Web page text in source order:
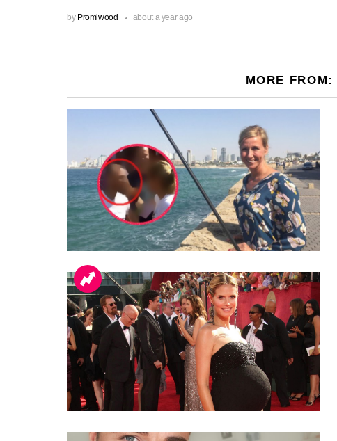
by Promiwood about a year ago
MORE FROM: